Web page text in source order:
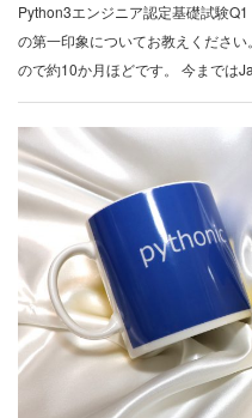
Python3エンジニア認定基礎試験
の第一印象についてお教えくださ
ので約10か月ほどです。 今までは